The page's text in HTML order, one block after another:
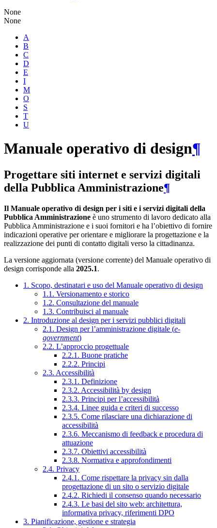
None
None
A
B
C
D
E
I
M
O
S
T
U
Manuale operativo di design¶
Progettare siti internet e servizi digitali
della Pubblica Amministrazione¶
Il Manuale operativo di design per i siti e i servizi digitali della
Pubblica Amministrazione è uno strumento di lavoro dedicato alla
Pubblica Amministrazione e i suoi fornitori e ha l’obiettivo di fornire
indicazioni operative per orientare e migliorare la progettazione e la
realizzazione dei punti di contatto digitali verso la cittadinanza.
La versione aggiornata (versione corrente) del Manuale operativo di
design corrisponde alla 2025.1.
1. Scopo, destinatari e uso del Manuale operativo di design
1.1. Versionamento e storico
1.2. Consultazione del manuale
1.3. Contribuisci al manuale
2. Introduzione al design per i servizi pubblici digitali
2.1. Design per l’amministrazione digitale (e-
government)
2.2. L’approccio progettuale
2.2.1. Buone pratiche
2.2.2. Principi
2.3. Accessibilità
2.3.1. Definizione
2.3.2. Accessibilità by design
2.3.3. Principi per l’accessibilità
2.3.4. Linee guida e criteri di successo
2.3.5. Come rilasciare una dichiarazione di
accessibilità
2.3.6. Meccanismo di feedback e procedura di
attuazione
2.3.7. Obiettivi accessibilità
2.3.8. Normativa e approfondimenti
2.4. Privacy
2.4.1. Come rispettare la privacy sin dalla
progettazione di un sito o servizio digitale
2.4.2. Richiedi il consenso quando necessario
2.4.3. Le basi del sito web: architettura,
informativa privacy, riferimenti DPO
3. Pianificazione, gestione e strategia